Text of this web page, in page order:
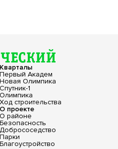
Кварталы
Первый Академ
Новая Олимпика
Спутник-1
Олимпика
Ход строительства
О проекте
О районе
Безопасность
Добрососедство
Парки
Благоустройство